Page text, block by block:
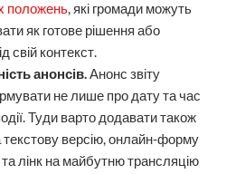
положень, які громади можуть
як готове рішення або
свій контекст.
анонсів.Анонс звіту
не лише про дату та час
Туди варто додавати також
текстову версію, онлайн-форму
лінк на майбутню трансляцію